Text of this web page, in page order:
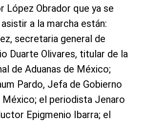
López Obrador que ya se
a la marcha están:
secretaria general de
Duarte Olivares, titular de la
de Aduanas de México;
Pardo, Jefa de Gobierno
México; el periodista Jenaro
Epigmenio Ibarra; el